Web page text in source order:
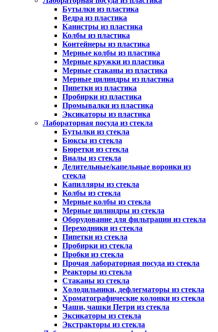
Бутылки из пластика
Ведра из пластика
Канистры из пластика
Колбы из пластика
Контейнеры из пластика
Мерные колбы из пластика
Мерные кружки из пластика
Мерные стаканы из пластика
Мерные цилиндры из пластика
Пипетки из пластика
Пробирки из пластика
Промывалки из пластика
Эксикаторы из пластика
Лабораторная посуда из стекла
Бутылки из стекла
Бюксы из стекла
Бюретки из стекла
Виалы из стекла
Делительные/капельные воронки из
стекла
Капилляры из стекла
Колбы из стекла
Мерные колбы из стекла
Мерные цилиндры из стекла
Оборудование для фильтрации из стекла
Переходники из стекла
Пипетки из стекла
Пробирки из стекла
Пробки из стекла
Прочая лабораторная посуда из стекла
Реакторы из стекла
Стаканы из стекла
Холодильники, дефлегматоры из стекла
Хроматографические колонки из стекла
Чаши, чашки Петри из стекла
Эксикаторы из стекла
Экстракторы из стекла